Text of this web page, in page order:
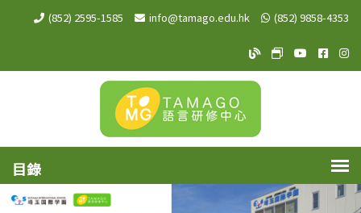
(852) 2595-1585 info@tamago.edu.hk (852) 9858-4353
TAMAGO Blog
TAMAGO MeWe
TAMAGO